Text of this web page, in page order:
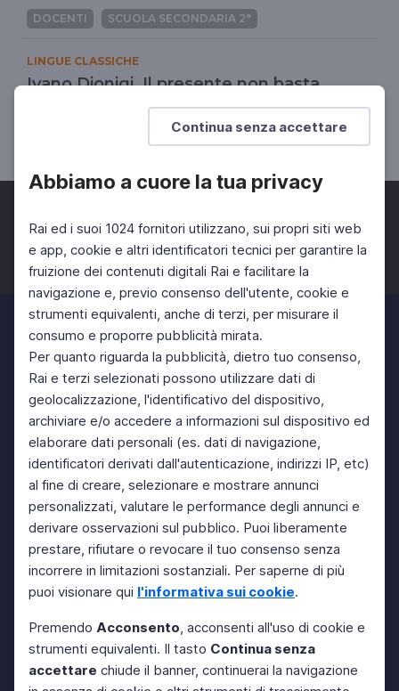
Continua senza accettare
Abbiamo a cuore la tua privacy
Rai ed i suoi 1024 fornitori utilizzano, sui propri siti web
e app, cookie e altri identificatori tecnici per garantire la
fruizione dei contenuti digitali Rai e facilitare la
navigazione e, previo consenso dell'utente, cookie e
strumenti equivalenti, anche di terzi, per misurare il
consumo e proporre pubblicità mirata.
Per quanto riguarda la pubblicità, dietro tuo consenso,
Rai e terzi selezionati possono utilizzare dati di
geolocalizzazione, l'identificativo del dispositivo,
archiviare e/o accedere a informazioni sul dispositivo ed
elaborare dati personali (es. dati di navigazione,
identificatori derivati dall'autenticazione, indirizzi IP, etc)
al fine di creare, selezionare e mostrare annunci
personalizzati, valutare le performance degli annunci e
derivare osservazioni sul pubblico. Puoi liberamente
prestare, rifiutare o revocare il tuo consenso senza
incorrere in limitazioni sostanziali. Per saperne di più
puoi visionare qui l'informativa sui cookie.
Premendo Acconsento, acconsenti all'uso di cookie e
strumenti equivalenti. Il tasto Continua senza
accettare chiude il banner, continuerai la navigazione
DOCENTI SCUOLA SECONDARIA 2°
LINGUE CLASSICHE
Ivano Dionigi. Il presente non basta
La lezione del latino per il nostro futuro
DOCENTI SCUOLA SECONDARIA 2°
Facebook Twitter Instagram